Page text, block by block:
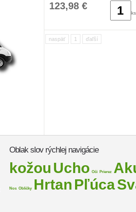
123,98 €
ks
naspäť 1 ďaľší
Oblak slov rýchlej navigácie
kožouUcho Oči Prierez
Nos Obličky Hrtan Pľúca